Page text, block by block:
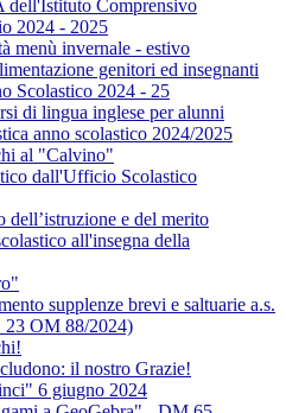
Comprensivo
2024 - 2025
menù invernale - estivo
genitori ed insegnanti
Scolastico 2024 - 25
di lingua inglese per alunni
anno scolastico 2024/2025
al "Calvino"
dall'Ufficio Scolastico
dell’istruzione e del merito
all'insegna della
supplenze brevi e saltuarie a.s.
23 OM 88/2024)
il nostro Grazie!
6 giugno 2024